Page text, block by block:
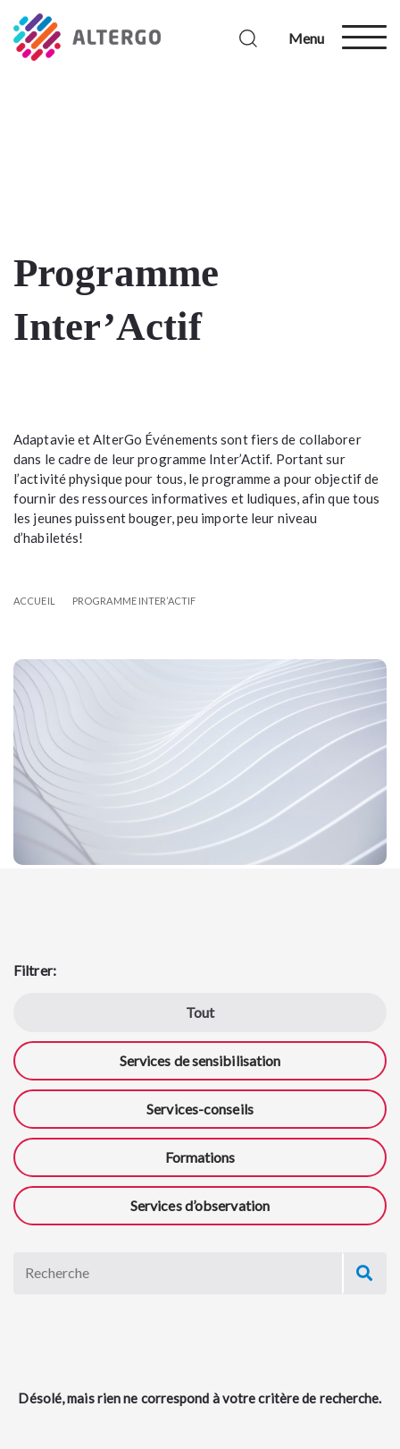
Menu
Programme
Inter’Actif
Adaptavie et AlterGo Événements sont fiers de collaborer
dans le cadre de leur programme Inter’Actif. Portant sur
l’activité physique pour tous, le programme a pour objectif de
fournir des ressources informatives et ludiques, afin que tous
les jeunes puissent bouger, peu importe leur niveau
d’habiletés!
ACCUEIL PROGRAMME INTER’ACTIF
Filtrer:
Tout
Services de sensibilisation
Services-conseils
Formations
Services d’observation
Désolé, mais rien ne correspond à votre critère de recherche.